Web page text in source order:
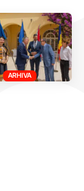
ARHIVA